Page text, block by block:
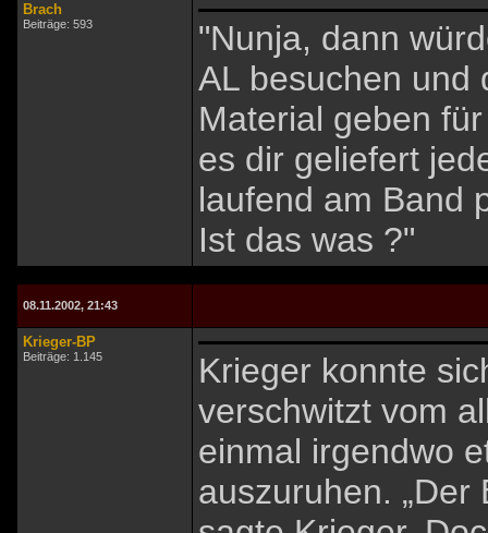
Brach
Beiträge: 593
"Nunja, dann
AL besuchen und
Material geben
es dir geliefert
laufend am Band
Ist das was ?"
08.11.2002, 21:43
Krieger-BP
Beiträge: 1.145
Krieger konnte
verschwitzt vom
einmal irgendwo
auszuruhen. „Der